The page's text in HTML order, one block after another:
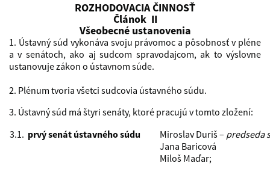
ROZHODOVACIA ČINNOSŤ
Článok II
Všeobecné ustanovenia
1. Ústavný súd vykonáva svoju právomoc a pôsobnosť v pléne
a v senátoch, ako aj sudcom spravodajcom, ak to výslovne
ustanovuje zákon o ústavnom súde.
2. Plénum tvoria všetci sudcovia ústavného súdu.
3. Ústavný súd má štyri senáty, ktoré pracujú v tomto zložení:
3.1. prvý senát ústavného súdu Miroslav Duriš – predseda
Jana Baricová
Miloš Maďar;